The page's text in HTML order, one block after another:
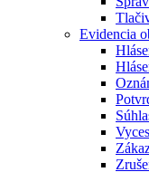
Evidencia